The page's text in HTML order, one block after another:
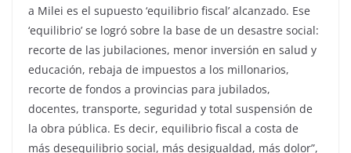
a Milei es el supuesto ‘equilibrio fiscal’ alcanzado. Ese
‘equilibrio’ se logró sobre la base de un desastre social:
recorte de las jubilaciones, menor inversión en salud y
educación, rebaja de impuestos a los millonarios,
recorte de fondos a provincias para jubilados,
docentes, transporte, seguridad y total suspensión de
la obra pública. Es decir, equilibrio fiscal a costa de
más desequilibrio social, más desigualdad, más dolor”,